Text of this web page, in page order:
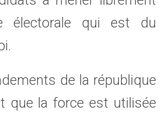
électorale qui est du
de la république
que la force est utilisée